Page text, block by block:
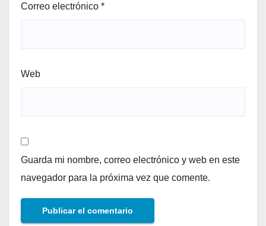
Correo electrónico *
Web
Guarda mi nombre, correo electrónico y web en este
navegador para la próxima vez que comente.